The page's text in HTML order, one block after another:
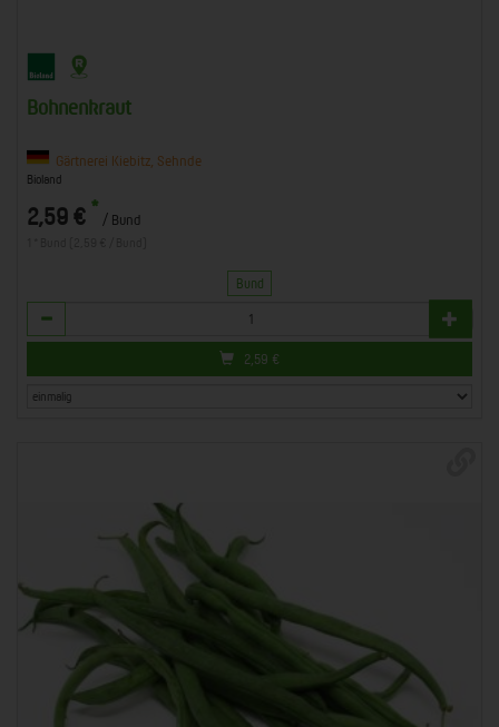
Bohnenkraut
Gärtnerei Kiebitz, Sehnde
Bioland
2,59 € * / Bund
Bund
Anzahl
2,59 €